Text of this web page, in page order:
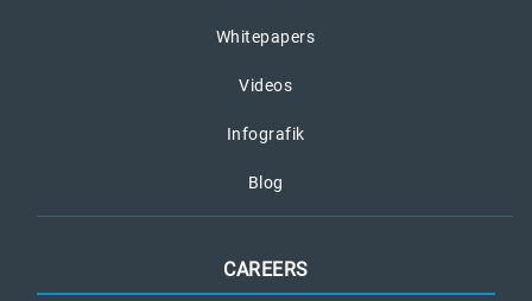
Whitepapers
Videos
Infografik
Blog
CAREERS